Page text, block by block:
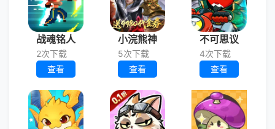
战魂铭人
2次下载
查看
小浣熊神
5次下载
查看
不可思议
4次下载
查看